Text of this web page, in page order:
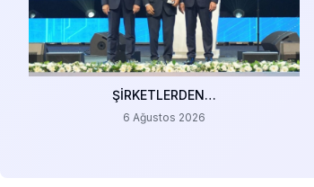
ŞİRKETLERDEN…
6 Ağustos 2026